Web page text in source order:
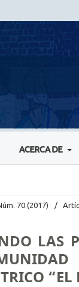
ACERCA DE
70 (2017) /
LAS